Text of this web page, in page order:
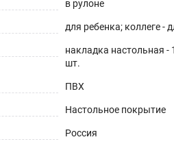
в рулоне
для ребенка; коллеге -
накладка настольная -
шт.
ПВХ
Настольное покрытие
Россия